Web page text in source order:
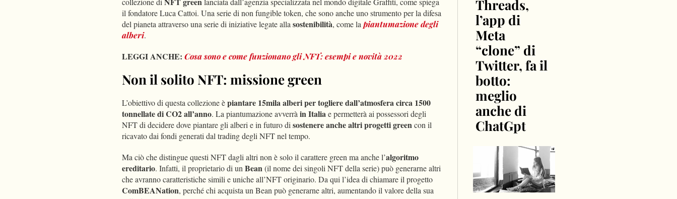
il fondatore Luca Cattoi. Una serie di non fungible token, che sono anche uno strumento per la difesa
del pianeta attraverso una serie di iniziative legate allasostenibilità, come lapiantumazione degli
alberi.
LEGGI ANCHE: Cosa sono e come funzionano gli NFT: esempi e novità 2022
Non il solito NFT: missione green
L’obiettivo di questa collezione èpiantare 15mila alberiper togliere dall’atmosfera circa 1500
tonnellate di CO2 all’anno. La piantumazione avverràin Italiae permetterà ai possessori degli
NFT di decidere dove piantare gli alberi e in futuro disostenere anche altri progetti greencon il
ricavato dai fondi generati dal trading degli NFT nel tempo.
Ma ciò che distingue questi NFT dagli altri non è solo il carattere green ma anche l’algoritmo
ereditario. Infatti, il proprietario di unBean(il nome dei singoli NFT della serie) può generarne altri
che avranno caratteristiche simili e uniche all’NFT originario. Da qui l’idea di chiamare il progetto
ComBEANation, perché chi acquista un Bean può generarne altri, aumentando il valore della sua
Threads,
l’app di
Meta
“clone” di
Twitter, fa il
botto:
meglio
anche di
ChatGpt